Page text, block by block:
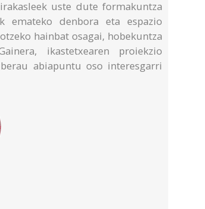
uste dute formakuntza
emateko denbora eta espazio
hainbat osagai, hobekuntza
ikastetxearen proiekzio
abiapuntu oso interesgarri